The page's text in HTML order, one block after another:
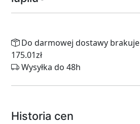
Do darmowej dostawy brakuje
175.01zł
Wysyłka do 48h
Historia cen